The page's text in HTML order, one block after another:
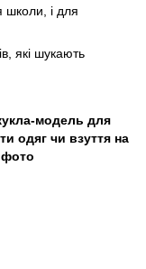
школи, і для
які шукають
модель для
одяг чи взуття на
фото